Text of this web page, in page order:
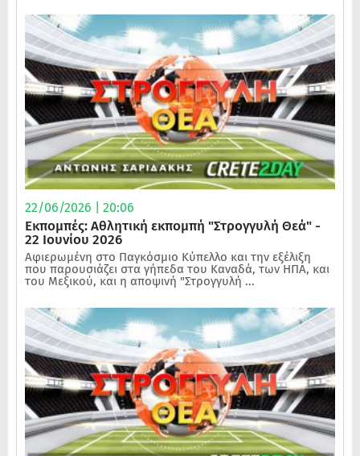
22/06/2026 | 20:06
Εκπομπές: Αθλητική εκπομπή "Στρογγυλή Θεά" -
22 Ιουνίου 2026
Αφιερωμένη στο Παγκόσμιο Κύπελλο και την εξέλιξη
που παρουσιάζει στα γήπεδα του Καναδά, των ΗΠΑ, και
του Μεξικού, και η αποψινή "Στρογγυλή ...